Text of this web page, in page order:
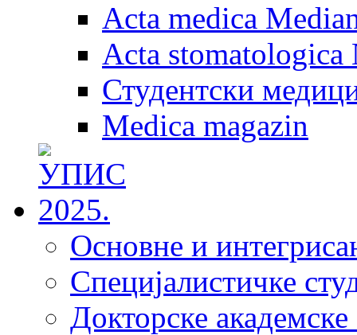
Acta medica
Acta stomatologica
Студентски
Medica magazin
Основне и
Специјалистичке
Докторске академске